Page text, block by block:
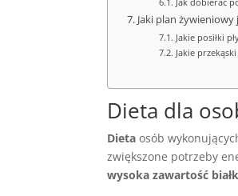
Jaki plan
Jakie posiłki
Jakie
Dieta dla
Dieta osób
zwiększone potrzeby
wysoka zawartość